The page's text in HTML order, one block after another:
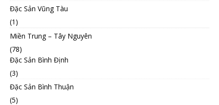
Đặc Sản Vũng Tàu
(1)
Miền Trung – Tây Nguyên
(78)
Đặc Sản Bình Định
(3)
Đặc Sản Bình Thuận
(5)